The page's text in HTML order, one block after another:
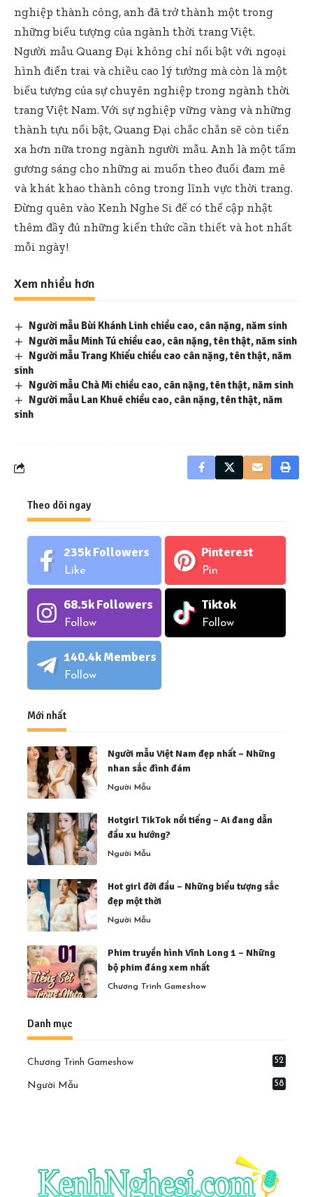
nghiệp thành công, anh đã trở thành một trong
những biểu tượng của ngành thời trang Việt.
Người mẫu Quang Đại không chỉ nổi bật với ngoại
hình điển trai và chiều cao lý tưởng mà còn là một
biểu tượng của sự chuyên nghiệp trong ngành thời
trang Việt Nam. Với sự nghiệp vững vàng và những
thành tựu nổi bật, Quang Đại chắc chắn sẽ còn tiến
xa hơn nữa trong ngành người mẫu. Anh là một tấm
gương sáng cho những ai muốn theo đuổi đam mê
và khát khao thành công trong lĩnh vực thời trang.
Đừng quên vào Kenh Nghe Si để có thể cập nhật
thêm đầy đủ những kiến thức cần thiết và hot nhất
mỗi ngày!
Xem nhiều hơn
Người mẫu Bùi Khánh Linh chiều cao, cân nặng, năm sinh
Người mẫu Minh Tú chiều cao, cân nặng, tên thật, năm sinh
Người mẫu Trang Khiếu chiều cao cân nặng, tên thật, năm
sinh
Người mẫu Chà Mi chiều cao, cân nặng, tên thật, năm sinh
Người mẫu Lan Khuê chiều cao, cân nặng, tên thật, năm
sinh
Theo dõi ngay
235kFollowers
Like
Pinterest
Pin
68.5kFollowers
Follow
Tiktok
Follow
140.4kMembers
Follow
Mới nhất
Người mẫu Việt Nam đẹp nhất – Những
nhan sắc đình đám
Người Mẫu
Hotgirl TikTok nổi tiếng – Ai đang dẫn
đầu xu hướng?
Người Mẫu
Hot girl đời đầu – Những biểu tượng sắc
đẹp một thời
Người Mẫu
Phim truyền hình Vĩnh Long 1 – Những
bộ phim đáng xem nhất
Chương Trình Gameshow
Danh mục
Chương Trình Gameshow 52
Người Mẫu 58